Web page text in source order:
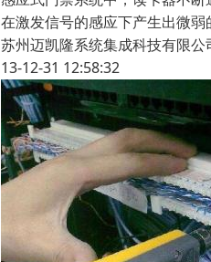
在激发信号的感应下产生出微
苏州迈凯隆系统集成科技有限公
13-12-31 12:58:32